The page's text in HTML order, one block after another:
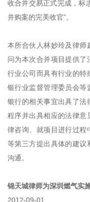
收合并交易正式完成，标
并购案的完美收官”。
本所合伙人林妙玲及律师
问为本次合并项目提供了
行业公司而具有行业的特
银行业监督管理委员会等
银行的相关事宜出具了法
程序并出具相应的法律意
律咨询、就项目进行过程
等第三方提出具体的建议
沟通。
锦天城律师为深圳燃气实
2012-09-01